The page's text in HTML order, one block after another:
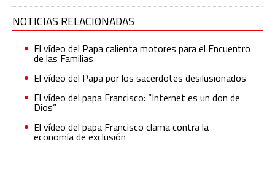
NOTICIAS RELACIONADAS
El vídeo del Papa calienta motores para el Encuentro
de las Familias
El vídeo del Papa por los sacerdotes desilusionados
El vídeo del papa Francisco: “Internet es un don de
Dios”
El vídeo del papa Francisco clama contra la
economía de exclusión